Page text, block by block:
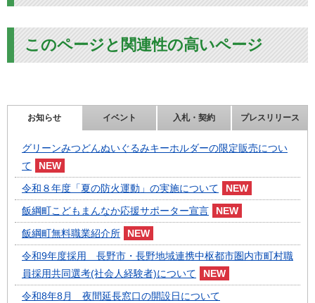
このページと関連性の高いページ
お知らせ イベント 入札・契約 プレスリリース
グリーンみつどんぬいぐるみキーホルダーの限定販売につい
て
令和８年度「夏の防火運動」の実施について
飯綱町こどもまんなか応援サポーター宣言
飯綱町無料職業紹介所
令和9年度採用 長野市・長野地域連携中枢都市圏内市町村職
員採用共同選考(社会人経験者)について
令和8年8月 夜間延長窓口の開設日について